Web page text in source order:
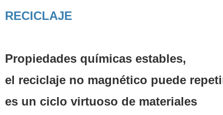
RECICLAJE
Propiedades químicas estables,
el reciclaje no magnético puede
es un ciclo virtuoso de materiales